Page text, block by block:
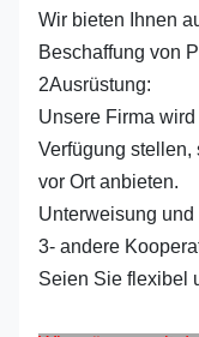
Wir bieten Ihnen
Beschaffung von
2Ausrüstung:
Unsere Firma
Verfügung stellen,
vor Ort anbieten.
Unterweisung und
3- andere
Seien Sie flexibel